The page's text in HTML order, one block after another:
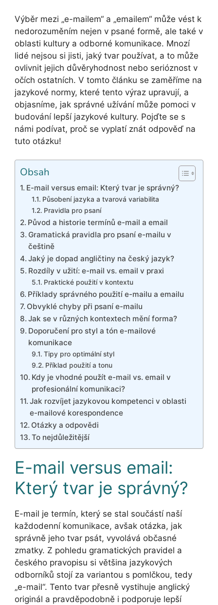
Výběr mezi „e-mailem“ a „emailem“ může vést k
nedorozuměním nejen v psané formě, ale také v
oblasti kultury a odborné komunikace. Mnozí
lidé nejsou si jisti, jaký tvar používat, a to může
ovlivnit jejich důvěryhodnost nebo serióznost v
očích ostatních. V tomto článku se zaměříme na
jazykové normy, které tento výraz upravují, a
objasníme, jak správné užívání může pomoci v
budování lepší jazykové kultury. Pojďte se s
námi podívat, proč se vyplatí znát odpověď na
tuto otázku!
Obsah
E-mail versus email: Který tvar je správný?
Působení jazyka a tvarová variabilita
Pravidla pro psaní
Původ a historie termínů e-mail a email
Gramatická pravidla pro psaní e-mailu v
češtině
Jaký je dopad angličtiny na český jazyk?
Rozdíly v užití: e-mail vs. email v praxi
Praktické použití v kontextu
Příklady správného použití e-mailu a emailu
Obvyklé chyby při psaní e-mailu
Jak se v různých kontextech mění forma?
Doporučení pro styl a tón e-mailové
komunikace
Tipy pro optimální styl
Příklad použití a tonu
Kdy je vhodné použít e-mail vs. email v
profesionální komunikaci?
Jak rozvíjet jazykovou kompetenci v oblasti
e-mailové korespondence
Otázky a odpovědi
To nejdůležitější
E-mail versus email:
Který tvar je správný?
E-mail je termín, který se stal součástí naší
každodenní komunikace, avšak otázka, jak
správně jeho tvar psát, vyvolává občasné
zmatky. Z pohledu gramatických pravidel a
českého pravopisu si většina jazykových
odborníků stojí za variantou s pomlčkou, tedy
„e-mail“. Tento tvar přesně vystihuje anglický
originál a pravděpodobně i podporuje lepší